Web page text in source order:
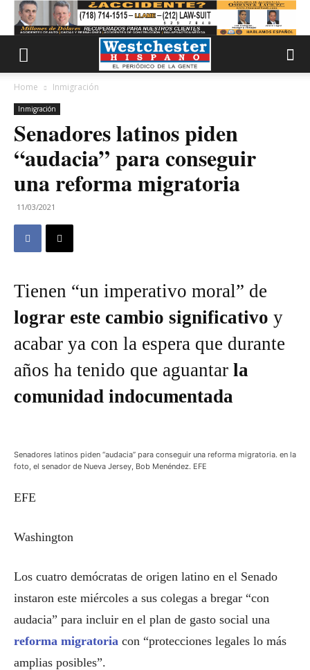
Home Inmigración
Inmigración
Senadores latinos piden
“audacia” para conseguir
una reforma migratoria
11/03/2021
Tienen “un imperativo moral” de
lograr este cambio significativo y
acabar ya con la espera que durante
años ha tenido que aguantar la
comunidad indocumentada
Senadores latinos piden “audacia” para conseguir una reforma migratoria. en la
foto, el senador de Nueva Jersey, Bob Menéndez. EFE
EFE
Washington
Los cuatro demócratas de origen latino en el Senado
instaron este miércoles a sus colegas a bregar “con
audacia” para incluir en el plan de gasto social una
reforma migratoria con “protecciones legales lo más
amplias posibles”.